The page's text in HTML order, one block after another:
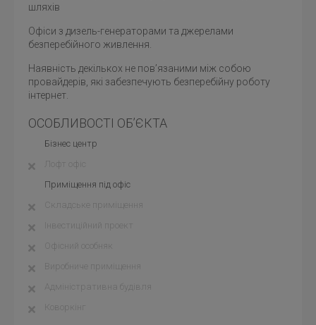
шляхів
Офіси з дизель-генераторами та джерелами
безперебійного живлення.
Наявність декількох не пов’язаними між собою
провайдерів, які забезпечують безперебійну роботу
інтернет.
ОСОБЛИВОСТІ ОБ’ЄКТА
Бізнес центр
Лофт офіс
Приміщення під офіс
Складське приміщення
Інвестиційний проект
Офісний особняк
Виробниче приміщення
Адміністративна будівля
Коворкінг